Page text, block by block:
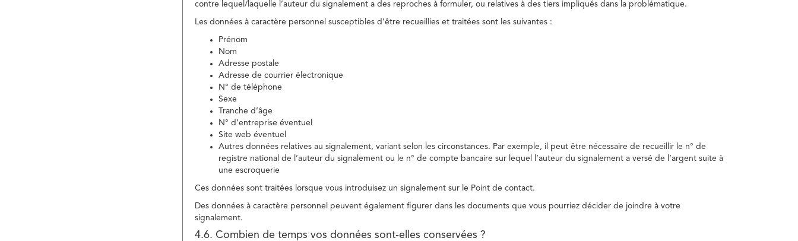
contre lequel/laquelle l’auteur du signalement a des reproches à formuler, ou relatives à des tiers impliqués dans la problématique.
Les données à caractère personnel susceptibles d’être recueillies et traitées sont les suivantes :
Prénom
Nom
Adresse postale
Adresse de courrier électronique
N° de téléphone
Sexe
Tranche d’âge
N° d’entreprise éventuel
Site web éventuel
Autres données relatives au signalement, variant selon les circonstances. Par exemple, il peut être nécessaire de recueillir le n° de
registre national de l’auteur du signalement ou le n° de compte bancaire sur lequel l’auteur du signalement a versé de l’argent suite à
une escroquerie
Ces données sont traitées lorsque vous introduisez un signalement sur le Point de contact.
Des données à caractère personnel peuvent également figurer dans les documents que vous pourriez décider de joindre à votre
signalement.
4.6. Combien de temps vos données sont-elles conservées ?